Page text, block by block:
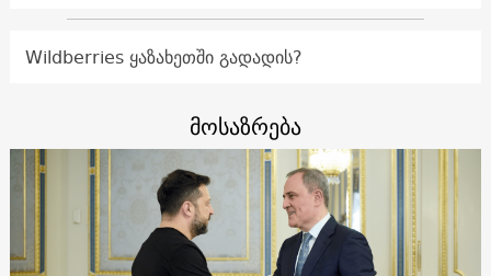
Wildberries ყაზახეთში გადადის?
მოსაზრება